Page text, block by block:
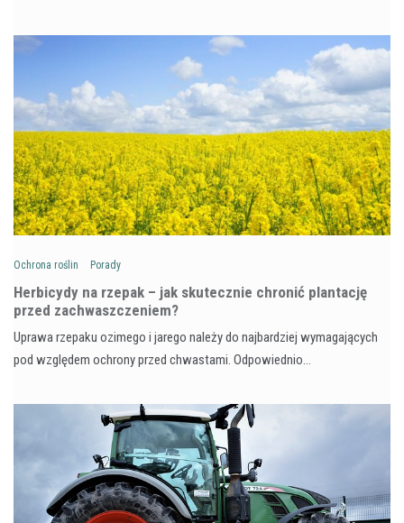
Ochrona roślin Porady
Herbicydy na rzepak – jak skutecznie chronić plantację
przed zachwaszczeniem?
Uprawa rzepaku ozimego i jarego należy do najbardziej wymagających
pod względem ochrony przed chwastami. Odpowiednio…